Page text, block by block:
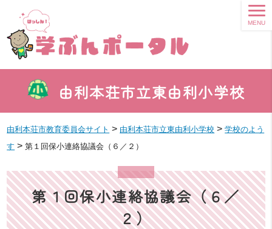
由利本荘市立東由利小学校
MENU
由利本荘市教育委員会サイト > 由利本荘市立東由利小学校 >学校のよう
す >第１回保小連絡協議会（６／２）
第１回保小連絡協議会（６／
２）